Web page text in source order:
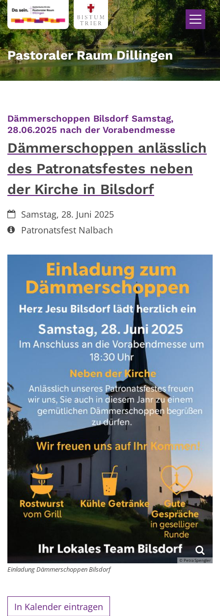
Zum Inhalt springen
Pastoraler Raum Dillingen
Dämmerschoppen Bilsdorf Samstag,
28.06.2025 nach der Vorabendmesse
Dämmerschoppen anlässlich
des Patronatsfestes neben
der Kirche in Bilsdorf
Datum:Samstag, 28. Juni 2025
Art bzw. Nummer:
Patronatsfest Nalbach
© Petra Spengler
Einladung Dämmerschoppen Bilsdorf
In Kalender eintragen